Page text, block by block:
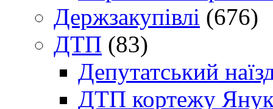
Держзакупівлі (676)
ДТП (83)
Депутатський
ДТП кортежу